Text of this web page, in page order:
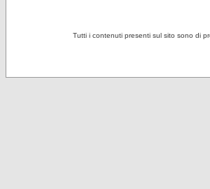
Tutti i contenuti presenti sul sito sono di